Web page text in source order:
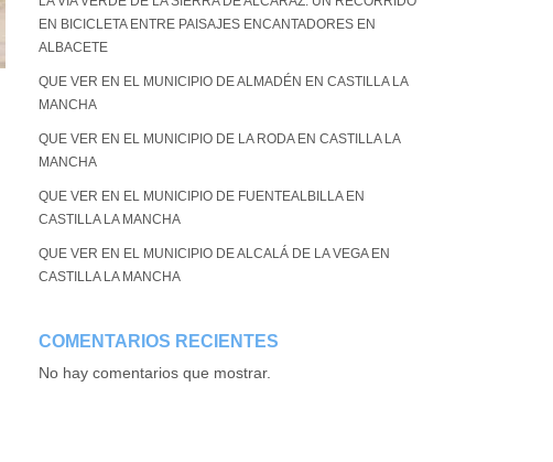
EN BICICLETA ENTRE PAISAJES ENCANTADORES EN
ALBACETE
QUE VER EN EL MUNICIPIO DE ALMADÉN EN CASTILLA LA
MANCHA
QUE VER EN EL MUNICIPIO DE LA RODA EN CASTILLA LA
MANCHA
QUE VER EN EL MUNICIPIO DE FUENTEALBILLA EN
CASTILLA LA MANCHA
QUE VER EN EL MUNICIPIO DE ALCALÁ DE LA VEGA EN
CASTILLA LA MANCHA
COMENTARIOS RECIENTES
No hay comentarios que mostrar.